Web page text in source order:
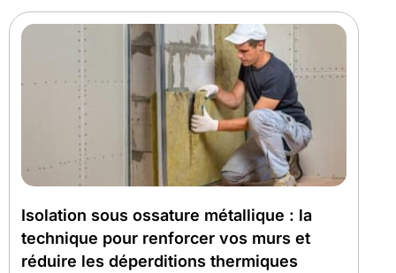
Isolation sous ossature métallique : la
technique pour renforcer vos murs et
réduire les déperditions thermiques